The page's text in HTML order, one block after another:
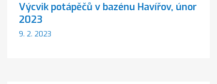
Výcvik potápěčů v bazénu Havířov, únor
2023
9. 2. 2023